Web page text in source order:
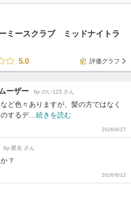
ミースクラブ ミッドナイトラ
5.0
評価グラフ
ーザー by のい123 さん
ど色々ありますが、髪の方ではなく
するデ… 続きを読む
2026/6/27
by 匿名 さん
？
2026/6/12